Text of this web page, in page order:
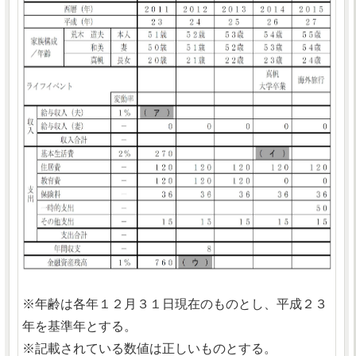
※年齢は各年１２月３１日現在のものとし、平成２３
年を基準年とする。
※記載されている数値は正しいものとする。